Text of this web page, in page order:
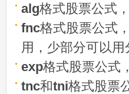
alg格式股票公式
fnc格式股票公式
用，少部分可以
exp格式股票公式
tnc和tni格式股票